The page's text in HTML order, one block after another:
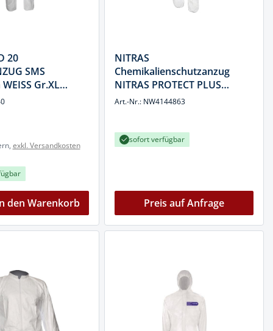
20
SMS
Gr.XL
exkl. Versandkosten
den Warenkorb
NITRAS
Chemikalienschutzanzug
NITRAS PROTECT PLUS
NITRAS
Art.-Nr.: NW4144863
sofort verfügbar
Preis auf Anfrage